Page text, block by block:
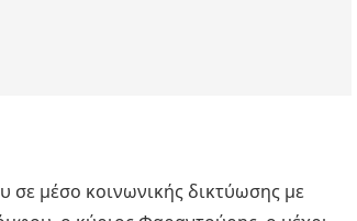
μέσο κοινωνικής δικτύωσης με